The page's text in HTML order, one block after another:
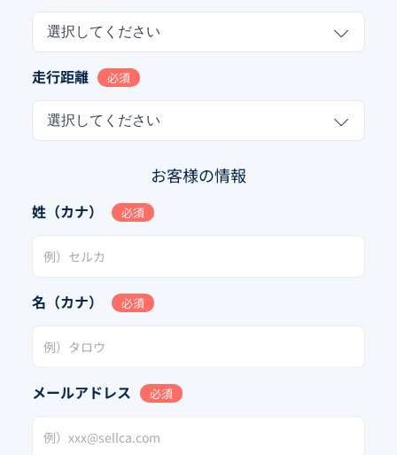
選択してください
走行距離 必須
選択してください
お客様の情報
姓（カナ） 必須
名（カナ） 必須
メールアドレス 必須